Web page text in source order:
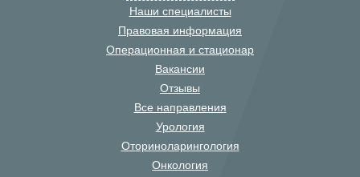
Наши специалисты
Правовая информация
Операционная и стационар
Вакансии
Отзывы
Все направления
Урология
Оториноларингология
Онкология